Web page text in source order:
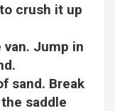
crush it up
van. Jump in
sand. Break
saddle